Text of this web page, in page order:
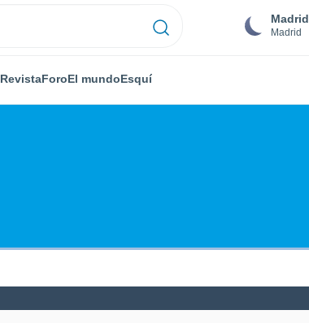
Madrid
Madrid
RevistaForoEl mundoEsquí